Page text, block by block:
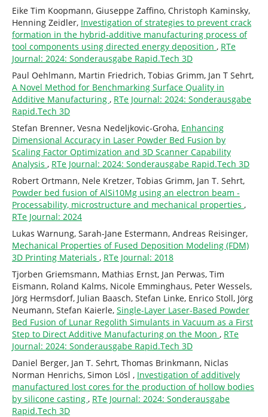
Eike Tim Koopmann, Giuseppe Zaffino, Christoph Kaminsky,
Henning Zeidler, Investigation of strategies to prevent crack
formation in the hybrid-additive manufacturing process of
tool components using directed energy deposition , RTe
Journal: 2024: Sonderausgabe Rapid.Tech 3D
Paul Oehlmann, Martin Friedrich, Tobias Grimm, Jan T Sehrt,
A Novel Method for Benchmarking Surface Quality in
Additive Manufacturing , RTe Journal: 2024: Sonderausgabe
Rapid.Tech 3D
Stefan Brenner, Vesna Nedeljkovic-Groha, Enhancing
Dimensional Accuracy in Laser Powder Bed Fusion by
Scaling Factor Optimization and 3D Scanner Capability
Analysis , RTe Journal: 2024: Sonderausgabe Rapid.Tech 3D
Robert Ortmann, Nele Kretzer, Tobias Grimm, Jan T. Sehrt,
Powder bed fusion of AlSi10Mg using an electron beam -
Processability, microstructure and mechanical properties ,
RTe Journal: 2024
Lukas Warnung, Sarah-Jane Estermann, Andreas Reisinger,
Mechanical Properties of Fused Deposition Modeling (FDM)
3D Printing Materials , RTe Journal: 2018
Tjorben Griemsmann, Mathias Ernst, Jan Perwas, Tim
Eismann, Roland Kalms, Nicole Emminghaus, Peter Wessels,
Jörg Hermsdorf, Julian Baasch, Stefan Linke, Enrico Stoll, Jörg
Neumann, Stefan Kaierle, Single-Layer Laser-Based Powder
Bed Fusion of Lunar Regolith Simulants in Vacuum as a First
Step to Direct Additive Manufacturing on the Moon , RTe
Journal: 2024: Sonderausgabe Rapid.Tech 3D
Daniel Berger, Jan T. Sehrt, Thomas Brinkmann, Niclas
Norman Henrichs, Simon Lösl , Investigation of additively
manufactured lost cores for the production of hollow bodies
by silicone casting , RTe Journal: 2024: Sonderausgabe
Rapid.Tech 3D